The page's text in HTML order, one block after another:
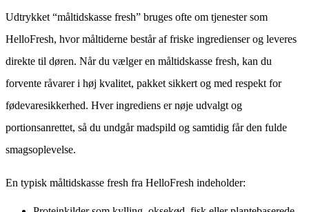
Udtrykket “måltidskasse fresh” bruges ofte om tjenester som
HelloFresh, hvor måltiderne består af friske ingredienser og leveres
direkte til døren. Når du vælger en måltidskasse fresh, kan du
forvente råvarer i høj kvalitet, pakket sikkert og med respekt for
fødevaresikkerhed. Hver ingrediens er nøje udvalgt og
portionsanrettet, så du undgår madspild og samtidig får den fulde
smagsoplevelse.
En typisk måltidskasse fresh fra HelloFresh indeholder: